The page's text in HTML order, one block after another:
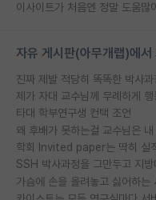
이사이트가 처음엔 정말 도움많
자유 게시판(아무개랩)에
제가 자대 교수님께 무례하게
타대 학부연구생 컨택 조언
가슴에 손을 올려놓고 싫어하는